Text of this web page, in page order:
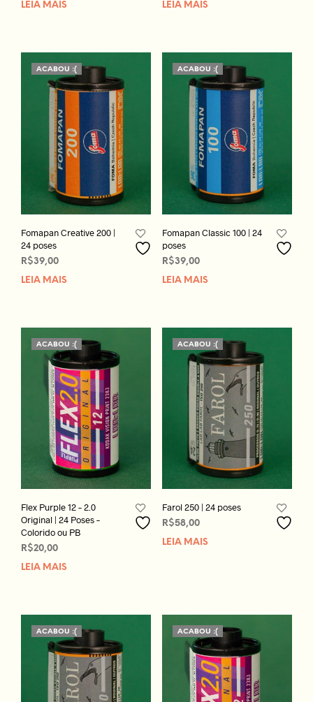
LEIA MAIS LEIA MAIS
ACABOU :(
Fomapan Creative 200 |
24 poses
R$39,00
LEIA MAIS
ACABOU :(
Fomapan Classic 100 | 24
poses
R$39,00
LEIA MAIS
ACABOU :(
Flex Purple 12 – 2.0
Original | 24 Poses –
Colorido ou PB
R$20,00
LEIA MAIS
ACABOU :(
Farol 250 | 24 poses
R$58,00
LEIA MAIS
ACABOU :( ACABOU :(